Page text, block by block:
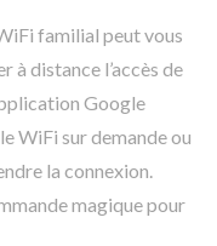
familial peut vous
à distance l’accès de
Google
WiFi sur demande ou
la connexion.
magique pour